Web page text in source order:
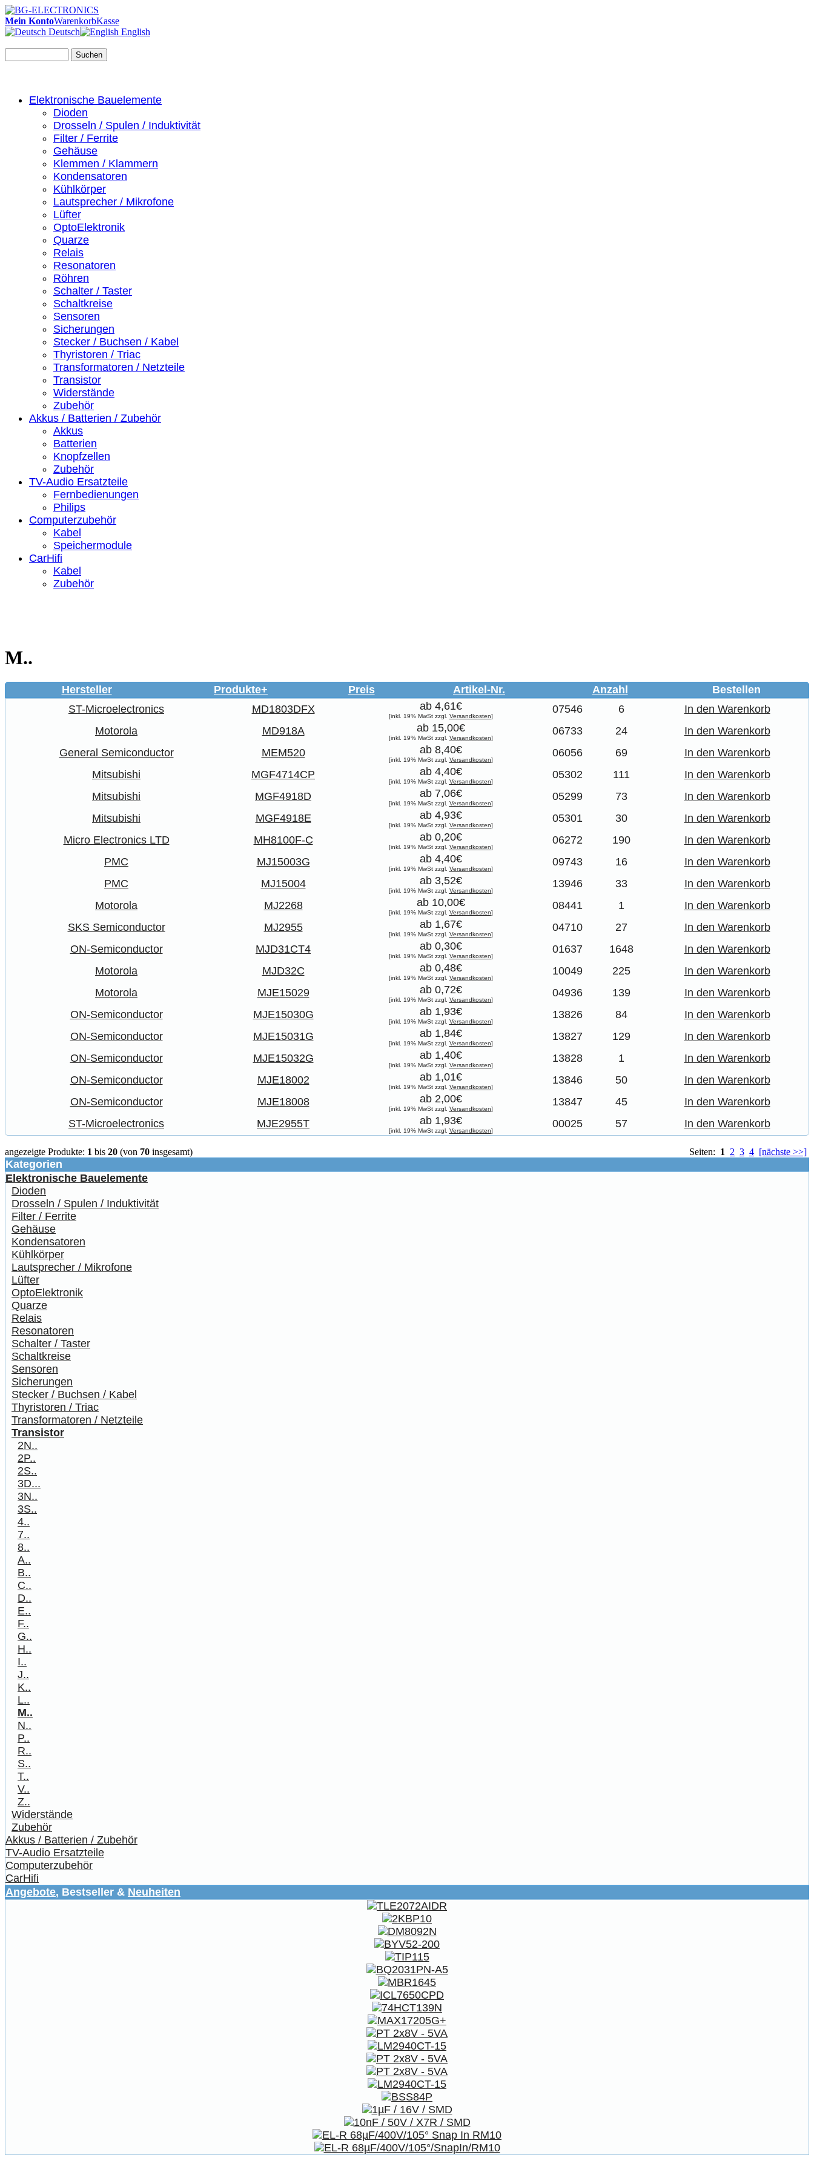
Mein KontoWarenkorbKasse
Deutsch
English
Suchen
Elektronische Bauelemente
Dioden
Drosseln / Spulen / Induktivität
Filter / Ferrite
Gehäuse
Klemmen / Klammern
Kondensatoren
Kühlkörper
Lautsprecher / Mikrofone
Lüfter
OptoElektronik
Quarze
Relais
Resonatoren
Röhren
Schalter / Taster
Schaltkreise
Sensoren
Sicherungen
Stecker / Buchsen / Kabel
Thyristoren / Triac
Transformatoren / Netzteile
Transistor
Widerstände
Zubehör
Akkus / Batterien / Zubehör
Akkus
Batterien
Knopfzellen
Zubehör
TV-Audio Ersatzteile
Fernbedienungen
Philips
Computerzubehör
Kabel
Speichermodule
CarHifi
Kabel
Zubehör
M..
Hersteller Produkte+ Preis Artikel-Nr. Anzahl
Bestellen
ST-Microelectronics
MD1803DFX ab 4,61€
[inkl. 19% MwSt zzgl. Versandkosten]
07546 6
In den Warenkorb
Motorola
MD918A ab 15,00€
[inkl. 19% MwSt zzgl. Versandkosten]
06733 24
In den Warenkorb
General Semiconductor
MEM520 ab 8,40€
[inkl. 19% MwSt zzgl. Versandkosten]
06056 69
In den Warenkorb
Mitsubishi
MGF4714CP ab 4,40€
[inkl. 19% MwSt zzgl. Versandkosten]
05302 111
In den Warenkorb
Mitsubishi
MGF4918D ab 7,06€
[inkl. 19% MwSt zzgl. Versandkosten]
05299 73
In den Warenkorb
Mitsubishi
MGF4918E ab 4,93€
[inkl. 19% MwSt zzgl. Versandkosten]
05301 30
In den Warenkorb
Micro Electronics LTD
MH8100F-C ab 0,20€
[inkl. 19% MwSt zzgl. Versandkosten]
06272 190
In den Warenkorb
PMC
MJ15003G ab 4,40€
[inkl. 19% MwSt zzgl. Versandkosten]
09743 16
In den Warenkorb
PMC
MJ15004 ab 3,52€
[inkl. 19% MwSt zzgl. Versandkosten]
13946 33
In den Warenkorb
Motorola
MJ2268 ab 10,00€
[inkl. 19% MwSt zzgl. Versandkosten]
08441 1
In den Warenkorb
SKS Semiconductor
MJ2955 ab 1,67€
[inkl. 19% MwSt zzgl. Versandkosten]
04710 27
In den Warenkorb
ON-Semiconductor
MJD31CT4 ab 0,30€
[inkl. 19% MwSt zzgl. Versandkosten]
01637 1648
In den Warenkorb
Motorola
MJD32C ab 0,48€
[inkl. 19% MwSt zzgl. Versandkosten]
10049 225
In den Warenkorb
Motorola
MJE15029 ab 0,72€
[inkl. 19% MwSt zzgl. Versandkosten]
04936 139
In den Warenkorb
ON-Semiconductor
MJE15030G ab 1,93€
[inkl. 19% MwSt zzgl. Versandkosten]
13826 84
In den Warenkorb
ON-Semiconductor
MJE15031G ab 1,84€
[inkl. 19% MwSt zzgl. Versandkosten]
13827 129
In den Warenkorb
ON-Semiconductor
MJE15032G ab 1,40€
[inkl. 19% MwSt zzgl. Versandkosten]
13828 1
In den Warenkorb
ON-Semiconductor
MJE18002 ab 1,01€
[inkl. 19% MwSt zzgl. Versandkosten]
13846 50
In den Warenkorb
ON-Semiconductor
MJE18008 ab 2,00€
[inkl. 19% MwSt zzgl. Versandkosten]
13847 45
In den Warenkorb
ST-Microelectronics
MJE2955T ab 1,93€
[inkl. 19% MwSt zzgl. Versandkosten]
00025 57 In den Warenkorb
Seiten: 1 2 3 4 [nächste >>]
angezeigte Produkte: 1 bis 20 (von 70 insgesamt)
Kategorien
Elektronische Bauelemente
Dioden
Drosseln / Spulen / Induktivität
Filter / Ferrite
Gehäuse
Kondensatoren
Kühlkörper
Lautsprecher / Mikrofone
Lüfter
OptoElektronik
Quarze
Relais
Resonatoren
Schalter / Taster
Schaltkreise
Sensoren
Sicherungen
Stecker / Buchsen / Kabel
Thyristoren / Triac
Transformatoren / Netzteile
Transistor
2N..
2P..
2S..
3D...
3N..
3S..
4..
7..
8..
A..
B..
C..
D..
E..
F..
G..
H..
I..
J..
K..
L..
M..
N..
P..
R..
S..
T..
V..
Z..
Widerstände
Zubehör
Akkus / Batterien / Zubehör
TV-Audio Ersatzteile
Computerzubehör
CarHifi
Angebote, Bestseller & Neuheiten